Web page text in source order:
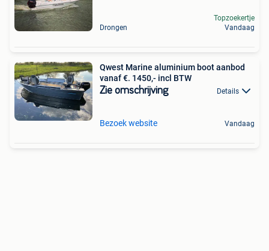
Drongen
Topzoekertje
Vandaag
Qwest Marine aluminium boot aanbod
vanaf €. 1450,- incl BTW
Zie omschrijving Details
Bezoek website Vandaag